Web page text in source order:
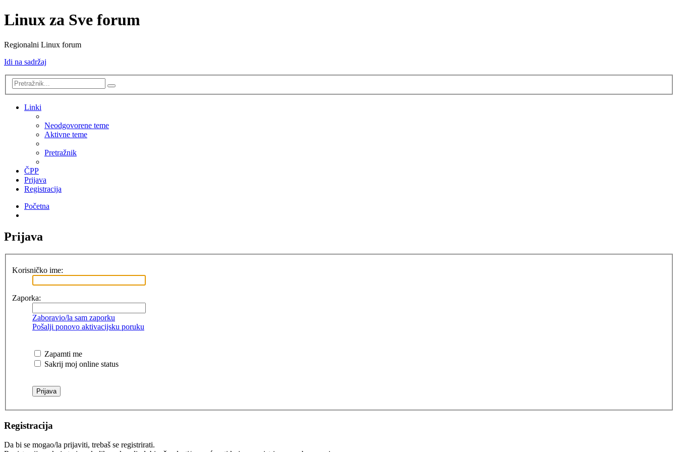
Linux za Sve forum
Regionalni Linux forum
Idi na sadržaj
Pretražnik
Linki
Neodgovorene teme
Aktivne teme
Pretražnik
ČPP
Prijava
Registracija
Početna
Prijava
Korisničko ime:
Zaporka:
Zaboravio/la sam zaporku
Pošalji ponovo aktivacijsku poruku
Zapamti me
Sakrij moj online status
Registracija
Da bi se mogao/la prijaviti, trebaš se registrirati.